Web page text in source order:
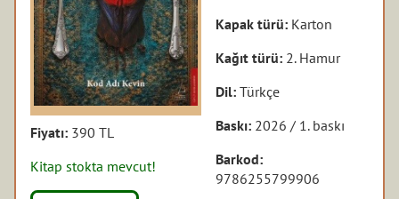
Fiyatı: 390 TL
Kitap stokta mevcut!
Kapak türü: Karton
Kağıt türü: 2. Hamur
Dil:Türkçe
Baskı: 2026 / 1. baskı
Barkod:
9786255799906